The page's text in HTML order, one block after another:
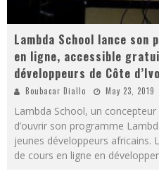
Lambda School lance
en ligne, accessible
développeurs de Côte
Boubacar Diallo May 23, 2019
Lambda School, un
d’ouvrir son programme
jeunes développeurs africains.
de cours en ligne en